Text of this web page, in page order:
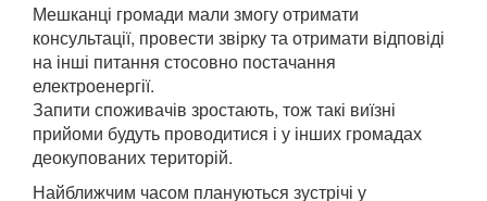
Мешканці громади мали змогу отримати
консультації, провести звірку та отримати відповіді
на інші питання стосовно постачання
електроенергії.
Запити споживачів зростають, тож такі виїзні
прийоми будуть проводитися і у інших громадах
деокупованих територій.
Найближчим часом плануються зустрічі у